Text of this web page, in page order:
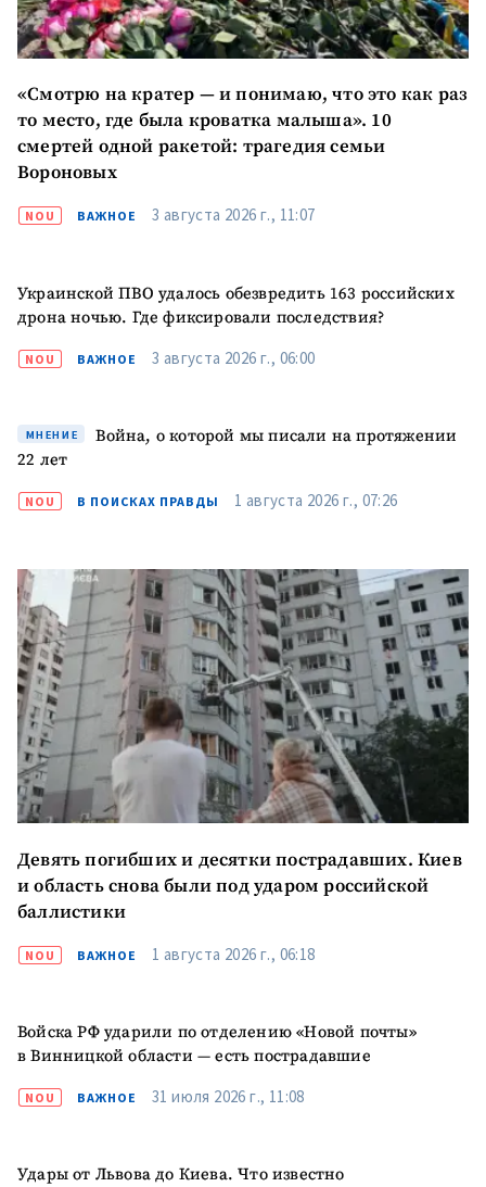
«Смотрю на кратер — и понимаю, что это как раз
то место, где была кроватка малыша». 10
смертей одной ракетой: трагедия семьи
Вороновых
NOU ВАЖНОЕ 3 августа 2026 г., 11:07
Украинской ПВО удалось обезвредить 163 российских
дрона ночью. Где фиксировали последствия?
NOU ВАЖНОЕ 3 августа 2026 г., 06:00
МНЕНИЕ
Война, о которой мы писали на протяжении
22 лет
NOU В ПОИСКАХ ПРАВДЫ 1 августа 2026 г., 07:26
Девять погибших и десятки пострадавших. Киев
и область снова были под ударом российской
баллистики
NOU ВАЖНОЕ 1 августа 2026 г., 06:18
Войска РФ ударили по отделению «Новой почты»
в Винницкой области — есть пострадавшие
NOU ВАЖНОЕ 31 июля 2026 г., 11:08
Удары от Львова до Киева. Что известно